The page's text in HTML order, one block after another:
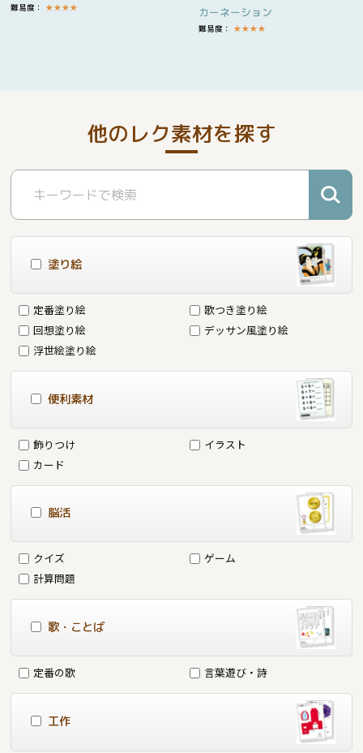
難易度： ★★★★ カーネーション
難易度： ★★★★
他のレク素材を探す
塗り絵
定番塗り絵
歌つき塗り絵
回想塗り絵
デッサン風塗り絵
浮世絵塗り絵
便利素材
飾りつけ
イラスト
カード
脳活
クイズ
ゲーム
計算問題
歌・ことば
定番の歌 言葉遊び・詩
工作